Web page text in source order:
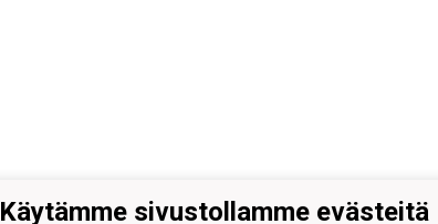
Käytämme sivustollamme evästeitä